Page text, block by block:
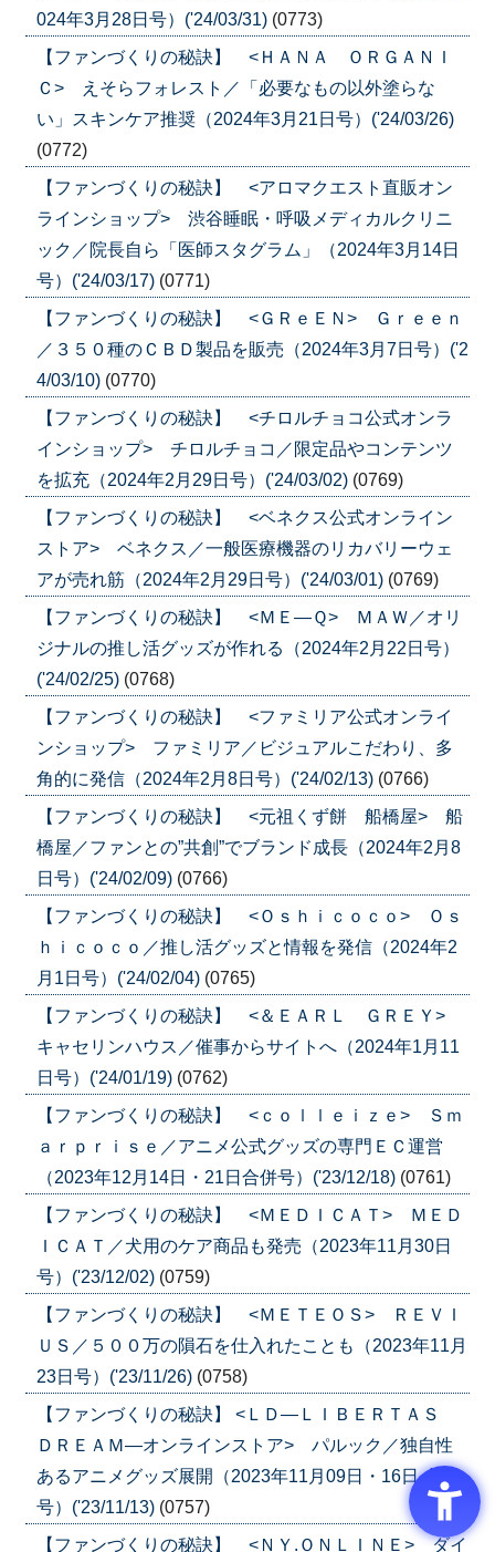
024年3月28日号）('24/03/31) (0773)
【ファンづくりの秘訣】 <ＨＡＮＡ ＯＲＧＡＮＩ
Ｃ> えそらフォレスト／「必要なもの以外塗らな
い」スキンケア推奨（2024年3月21日号）('24/03/26)
(0772)
【ファンづくりの秘訣】 <アロマクエスト直販オン
ラインショップ> 渋谷睡眠・呼吸メディカルクリニ
ック／院長自ら「医師スタグラム」（2024年3月14日
号）('24/03/17) (0771)
【ファンづくりの秘訣】 <ＧＲｅＥＮ> Ｇｒｅｅｎ
／３５０種のＣＢＤ製品を販売（2024年3月7日号）('2
4/03/10) (0770)
【ファンづくりの秘訣】 <チロルチョコ公式オンラ
インショップ> チロルチョコ／限定品やコンテンツ
を拡充（2024年2月29日号）('24/03/02) (0769)
【ファンづくりの秘訣】 <ベネクス公式オンライン
ストア> ベネクス／一般医療機器のリカバリーウェ
アが売れ筋（2024年2月29日号）('24/03/01) (0769)
【ファンづくりの秘訣】 <ＭＥ―Ｑ> ＭＡＷ／オリ
ジナルの推し活グッズが作れる（2024年2月22日号）
('24/02/25) (0768)
【ファンづくりの秘訣】 <ファミリア公式オンライ
ンショップ> ファミリア／ビジュアルこだわり、多
角的に発信（2024年2月8日号）('24/02/13) (0766)
【ファンづくりの秘訣】 <元祖くず餅 船橋屋> 船
橋屋／ファンとの”共創”でブランド成長（2024年2月8
日号）('24/02/09) (0766)
【ファンづくりの秘訣】 <Ｏｓｈｉｃｏｃｏ> Ｏｓ
ｈｉｃｏｃｏ／推し活グッズと情報を発信（2024年2
月1日号）('24/02/04) (0765)
【ファンづくりの秘訣】 <＆ＥＡＲＬ ＧＲＥＹ>
キャセリンハウス／催事からサイトへ（2024年1月11
日号）('24/01/19) (0762)
【ファンづくりの秘訣】 <ｃｏｌｌｅｉｚｅ> Ｓｍ
ａｒｐｒｉｓｅ／アニメ公式グッズの専門ＥＣ運営
（2023年12月14日・21日合併号）('23/12/18) (0761)
【ファンづくりの秘訣】 <ＭＥＤＩＣＡＴ> ＭＥＤ
ＩＣＡＴ／犬用のケア商品も発売（2023年11月30日
号）('23/12/02) (0759)
【ファンづくりの秘訣】 <ＭＥＴＥＯＳ> ＲＥＶＩ
ＵＳ／５００万の隕石を仕入れたことも（2023年11月
23日号）('23/11/26) (0758)
【ファンづくりの秘訣】 <ＬＤ―ＬＩＢＥＲＴＡＳ
ＤＲＥＡＭ―オンラインストア> パルック／独自性
あるアニメグッズ展開（2023年11月09日・16日 合併
号）('23/11/13) (0757)
【ファンづくりの秘訣】 <ＮＹ.ＯＮＬＩＮＥ> ダイ